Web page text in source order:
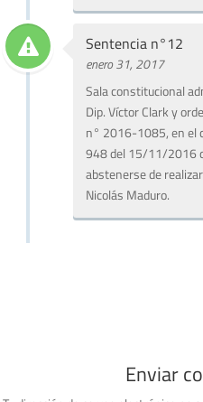
Sentencia n°12
enero 31, 2017
Sala constitucional
Dip. Víctor Clark y
n° 2016-1085, en el
948 del 15/11/2016
abstenerse de
Nicolás Maduro.
Enviar